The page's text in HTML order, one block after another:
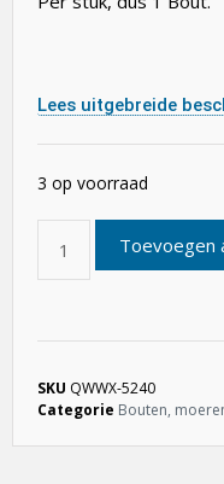
Lees uitgebreide
3 op voorraad
Toevoegen
SKU QWWX-5240
Categorie Bouten,